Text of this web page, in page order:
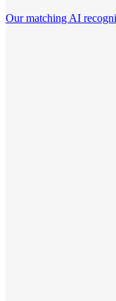
Our matching AI